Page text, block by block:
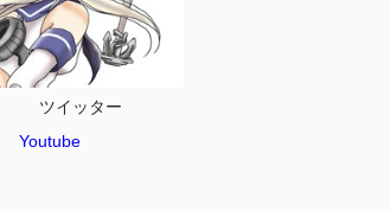
ツイッター
Youtube